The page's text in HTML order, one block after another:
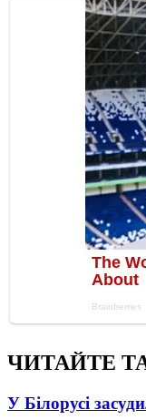
ЧИТАЙТЕ
У Білорусі